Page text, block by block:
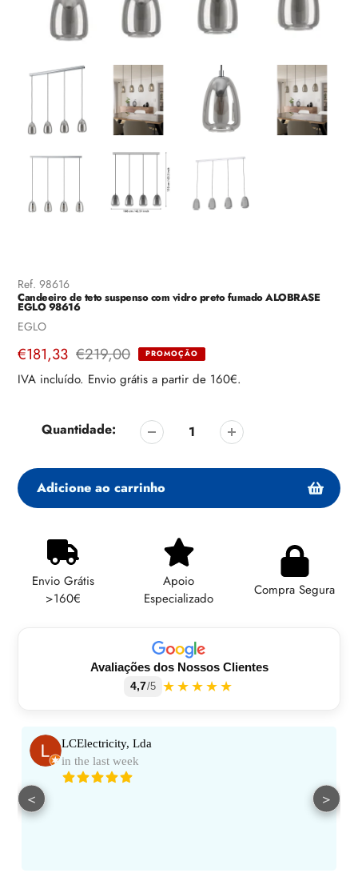
Ref. 98616
Candeeiro de teto suspenso com vidro preto fumado ALOBRASE
EGLO 98616
Fornecedor
EGLO
Preço
de
€181,33
Preço
regular
€219,00 PROMOÇÃO
IVA incluído. Envio grátis a partir de 160€.
Quantidade:
Adicione ao carrinho
seu
carrinho
Envio Grátis
>160€
Apoio
Especializado
Compra Segura
Avaliações dos Nossos Clientes
4,7/5 ★★★★★
LCElectricity, Lda
in the last week
< >